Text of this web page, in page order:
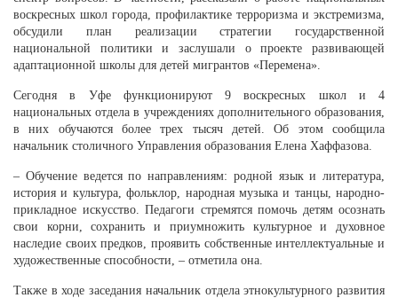
воскресных школ города, профилактике терроризма и экстремизма,
обсудили план реализации стратегии государственной
национальной политики и заслушали о проекте развивающей
адаптационной школы для детей мигрантов «Перемена».
Сегодня в Уфе функционируют 9 воскресных школ и 4
национальных отдела в учреждениях дополнительного образования,
в них обучаются более трех тысяч детей. Об этом сообщила
начальник столичного Управления образования Елена Хаффазова.
– Обучение ведется по направлениям: родной язык и литература,
история и культура, фольклор, народная музыка и танцы, народно-
прикладное искусство. Педагоги стремятся помочь детям осознать
свои корни, сохранить и приумножить культурное и духовное
наследие своих предков, проявить собственные интеллектуальные и
художественные способности, – отметила она.
Также в ходе заседания начальник отдела этнокультурного развития